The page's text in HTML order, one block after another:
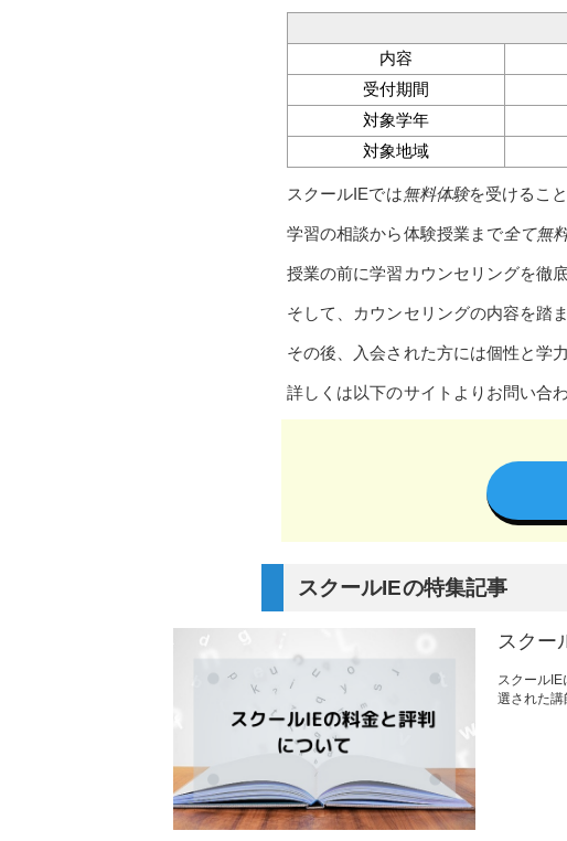
内容
受付期間
対象学年
対象地域
スクールIEでは無料体験を受けるこ
学習の相談から体験授業まで全て無
授業の前に学習カウンセリングを徹
そして、カウンセリングの内容を踏
その後、入会された方には個性と学
詳しくは以下のサイトよりお問い合
スクールIEの特集記事
スクー
スクール
選された講